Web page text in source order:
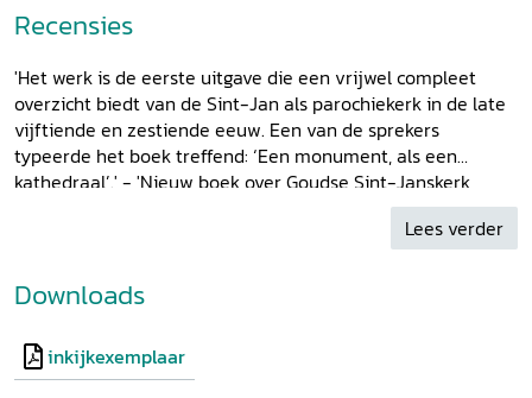
7 Het graf: een eigen plek 284
8 Herdenking 315
9 Drie verhalen 340
10 Werkers in het godshuis i: de leken 359
11 Werkers in het godshuis ii: de priesters 378
12 De armen zijn altijd bij u 416
13 Devotie 456
Bijlage 2 Gilden en broederschappen 547
Bijlage 4 Belichten, beluiden en begraven 554
Bijlage 5 Vicarieën en officies 560
Recensies
'Het werk is de eerste uitgave die een vrijwel compleet
overzicht biedt van de Sint-Jan als parochiekerk in de late
vijftiende en zestiende eeuw. Een van de sprekers
typeerde het boek treffend: ‘Een monument, als een
kathedraal’.' - 'Nieuw boek over Goudse Sint-Janskerk
gepresenteerd: ‘Een monument, als een kathedraal’',
Lees verder
Downloads
inkijkexemplaar